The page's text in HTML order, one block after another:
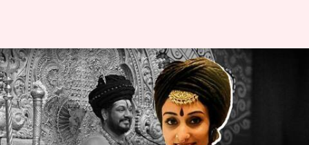
భారత్‌లో హిందూ వ్యతిరేక శక్తులు
నిత్యానందను వేధించాయి: 'కైలాస'
రాయబారి విజయప్రియ
వ్రాసిన వారు Stalin Mar 03, 2023 02:34 pm